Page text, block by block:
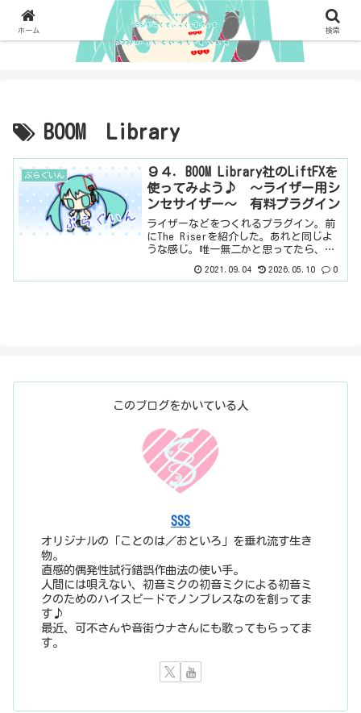
BOOM Library
ぷらぐいん
９４．BOOM Library社のLiftFXを
使ってみよう♪ ～ライザー用シ
ンセサイザー～ 有料プラグイン
ライザーなどをつくれるプラグイン。前
にThe Riserを紹介した。あれと同じよ
うな感じ。唯一無二かと思ってたら、あ
シンプルな感じだけど、とってもいい感
2021.09.04 2026.05.10 0
このブログをかいている人
SSS
オリジナルの「ことのは／おといろ」を垂れ流す生き
物。
直感的偶発性試行錯誤作曲法の使い手。
人間には唄えない、初音ミクの初音ミクによる初音ミ
クのためのハイスピードでノンブレスなのを創ってま
す♪
最近、可不さんや音街ウナさんにも歌ってもらってま
す。
ホーム 検索